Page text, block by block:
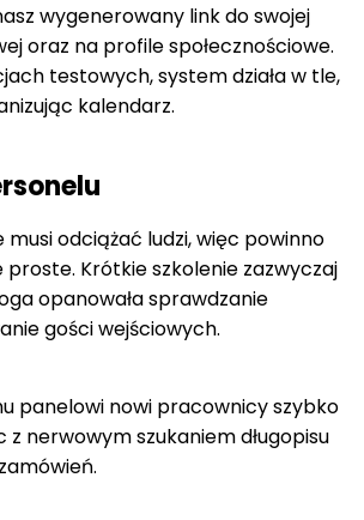
wygenerowany link do swojej
oraz na profile społecznościowe.
testowych, system działa w tle,
kalendarz.
odciążać ludzi, więc powinno
Krótkie szkolenie zazwyczaj
opanowała sprawdzanie
gości wejściowych.
panelowi nowi pracownicy szybko
z nerwowym szukaniem długopisu